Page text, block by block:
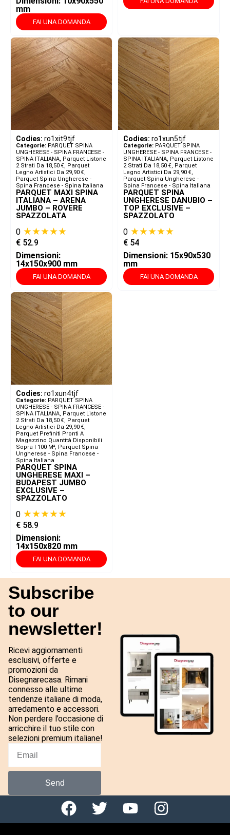
mm
FAI UNA DOMANDA
Codies: ro1xit9tjf
Categorie: PARQUET SPINA
UNGHERESE - SPINA FRANCESE -
SPINA ITALIANA​, Parquet Listone
2 Strati Da 18,50 €, Parquet
Legno Artistici Da 29,90 €,
Parquet Spina Ungherese -
Spina Francese - Spina Italiana
PARQUET MAXI SPINA
ITALIANA – ARENA
JUMBO – ROVERE
SPAZZOLATA
0 ★★★★★
€ 52.9
Dimensioni:
14x150x900 mm
FAI UNA DOMANDA
Codies: ro1xun5tjf
Categorie: PARQUET SPINA
UNGHERESE - SPINA FRANCESE -
SPINA ITALIANA​, Parquet Listone
2 Strati Da 18,50 €, Parquet
Legno Artistici Da 29,90 €,
Parquet Spina Ungherese -
Spina Francese - Spina Italiana
PARQUET SPINA
UNGHERESE DANUBIO –
TOP EXCLUSIVE –
SPAZZOLATO
0 ★★★★★
€ 54
Dimensioni: 15x90x530
mm
FAI UNA DOMANDA
Codies: ro1xun4tjf
Categorie: PARQUET SPINA
UNGHERESE - SPINA FRANCESE -
SPINA ITALIANA​, Parquet Listone
2 Strati Da 18,50 €, Parquet
Legno Artistici Da 29,90 €,
Parquet Prefiniti Pronti A
Magazzino Quantità Disponibili
Sopra I 100 M², Parquet Spina
Ungherese - Spina Francese -
Spina Italiana
PARQUET SPINA
UNGHERESE MAXI –
BUDAPEST JUMBO
EXCLUSIVE –
SPAZZOLATO
0 ★★★★★
€ 58.9
Dimensioni:
14x150x820 mm
FAI UNA DOMANDA
Subscribe
to our
newsletter!
Ricevi aggiornamenti
esclusivi, offerte e
promozioni da
Disegnarecasa. Rimani
connesso alle ultime
tendenze italiane di moda,
arredamento e accessori.
Non perdere l’occasione di
arricchire il tuo stile con
selezioni premium italiane!
Send